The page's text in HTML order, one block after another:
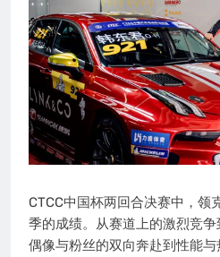
CTCC中国杯两回合决赛中，领
季的成绩。从赛道上的激烈竞
偶像与粉丝的双向奔赴到性能